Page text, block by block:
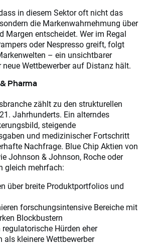
in diesem Sektor oft nicht das
die Markenwahrnehmung über
Margen entscheidet. Wer im Regal
oder Nespresso greift, folgt
– ein unsichtbarer
neue Wettbewerber auf Distanz hält.
Pharma
zählt zu den strukturellen
Jahrhunderts. Ein alterndes
steigende
und medizinischer Fortschritt
Nachfrage. Blue Chip Aktien von
Johnson & Johnson, Roche oder
gleich mehrfach:
über breite Produktportfolios und
forschungsintensive Bereiche mit
Blockbustern
regulatorische Hürden eher
als kleinere Wettbewerber